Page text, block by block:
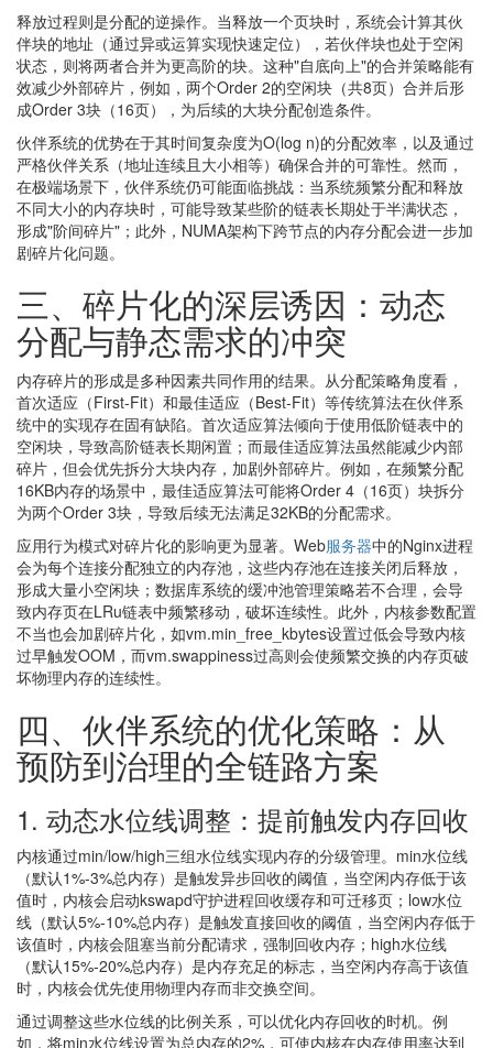
释放过程则是分配的逆操作。当释放一个页块时，系统会计算其伙
伴块的地址（通过异或运算实现快速定位），若伙伴块也处于空闲
状态，则将两者合并为更高阶的块。这种"自底向上"的合并策略能有
效减少外部碎片，例如，两个Order 2的空闲块（共8页）合并后形
成Order 3块（16页），为后续的大块分配创造条件。
伙伴系统的优势在于其时间复杂度为O(log n)的分配效率，以及通过
严格伙伴关系（地址连续且大小相等）确保合并的可靠性。然而，
在极端场景下，伙伴系统仍可能面临挑战：当系统频繁分配和释放
不同大小的内存块时，可能导致某些阶的链表长期处于半满状态，
形成"阶间碎片"；此外，NUMA架构下跨节点的内存分配会进一步加
剧碎片化问题。
三、碎片化的深层诱因：动态
分配与静态需求的冲突
内存碎片的形成是多种因素共同作用的结果。从分配策略角度看，
首次适应（First-Fit）和最佳适应（Best-Fit）等传统算法在伙伴系
统中的实现存在固有缺陷。首次适应算法倾向于使用低阶链表中的
空闲块，导致高阶链表长期闲置；而最佳适应算法虽然能减少内部
碎片，但会优先拆分大块内存，加剧外部碎片。例如，在频繁分配
16KB内存的场景中，最佳适应算法可能将Order 4（16页）块拆分
为两个Order 3块，导致后续无法满足32KB的分配需求。
应用行为模式对碎片化的影响更为显著。Web服务器中的Nginx进程
会为每个连接分配独立的内存池，这些内存池在连接关闭后释放，
形成大量小空闲块；数据库系统的缓冲池管理策略若不合理，会导
致内存页在LRu链表中频繁移动，破坏连续性。此外，内核参数配置
不当也会加剧碎片化，如vm.min_free_kbytes设置过低会导致内核
过早触发OOM，而vm.swappiness过高则会使频繁交换的内存页破
坏物理内存的连续性。
四、伙伴系统的优化策略：从
预防到治理的全链路方案
1. 动态水位线调整：提前触发内存回收
内核通过min/low/high三组水位线实现内存的分级管理。min水位线
（默认1%-3%总内存）是触发异步回收的阈值，当空闲内存低于该
值时，内核会启动kswapd守护进程回收缓存和可迁移页；low水位
线（默认5%-10%总内存）是触发直接回收的阈值，当空闲内存低于
该值时，内核会阻塞当前分配请求，强制回收内存；high水位线
（默认15%-20%总内存）是内存充足的标志，当空闲内存高于该值
时，内核会优先使用物理内存而非交换空间。
通过调整这些水位线的比例关系，可以优化内存回收的时机。例
如，将min水位线设置为总内存的2%，可使内核在内存使用率达到